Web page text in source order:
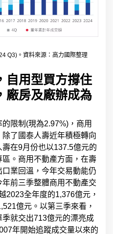
Q3)。資料來源：高力國際整理
自用型買方撐住
廠房及廠辦成為
限制(現為2.97%)，商用
了國泰人壽近年積極轉向
在9月份也以137.5億元的
。商用不動產方面，在壽
業回溫，今年交易動能仍
前三季整體商用不動產交
2023全年度的1,376億元，
億元。以第三季來看，
就交出713億元的漂亮成
年開始追蹤成交量以來的